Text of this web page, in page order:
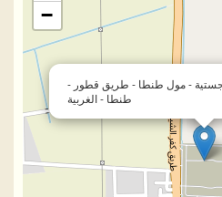
- مول طنطا - طريق قطور -
طنطا - الغربية
−